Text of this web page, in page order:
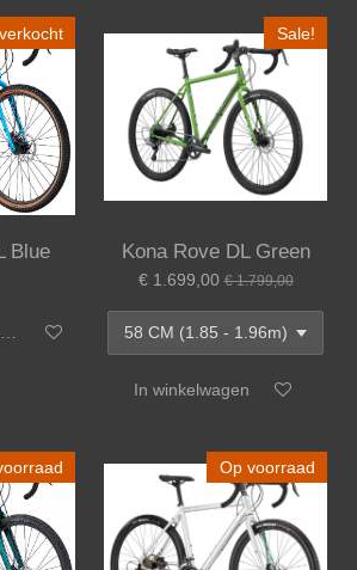
Blue
Sale!
Kona Rove DL Green
€ 1.699,00 € 1.799,00
In winkelwagen
Op voorraad